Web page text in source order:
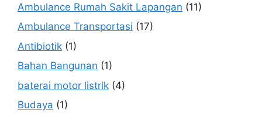
Ambulance Rumah Sakit Lapangan (11)
Ambulance Transportasi (17)
Antibiotik (1)
Bahan Bangunan (1)
baterai motor listrik (4)
Budaya (1)